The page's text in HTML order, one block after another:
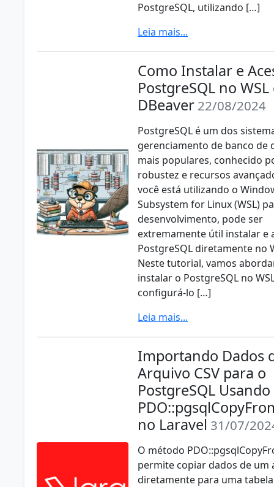
PostgreSQL, utilizando […]
Leia mais...
Como Instalar e
PostgreSQL no
DBeaver 22/08/2024
PostgreSQL é um dos
gerenciamento de banco de
mais populares, conhecido
robustez e recursos
você está utilizando o
Subsystem for Linux (WSL)
desenvolvimento, pode ser
extremamente útil instalar e
PostgreSQL diretamente no
Neste tutorial, vamos
instalar o PostgreSQL no
configurá-lo […]
Leia mais...
Importando Dados
Arquivo CSV para o
PostgreSQL Usando
no Laravel 31/07/
O método
permite copiar dados de um
diretamente para uma